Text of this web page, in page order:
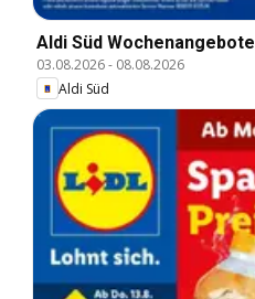
Aldi Süd Wochenangebote
03.08.2026- 08.08.2026
Aldi Süd